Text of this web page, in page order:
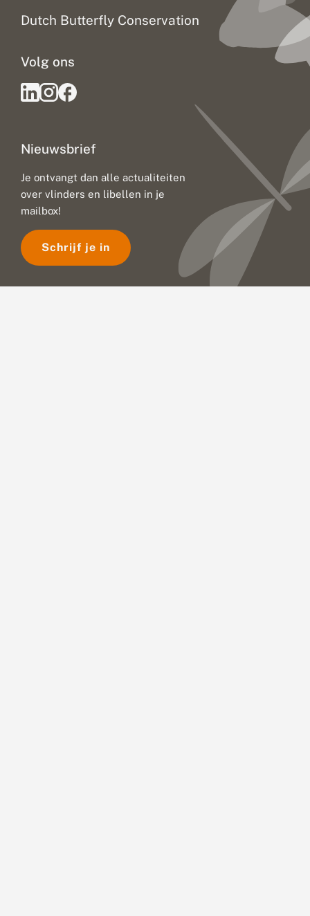
Dutch Butterfly Conservation
Nieuwsbrief
Je ontvangt dan alle actualiteiten
over vlinders en libellen in je
mailbox!
Schrijf je in
Volg ons